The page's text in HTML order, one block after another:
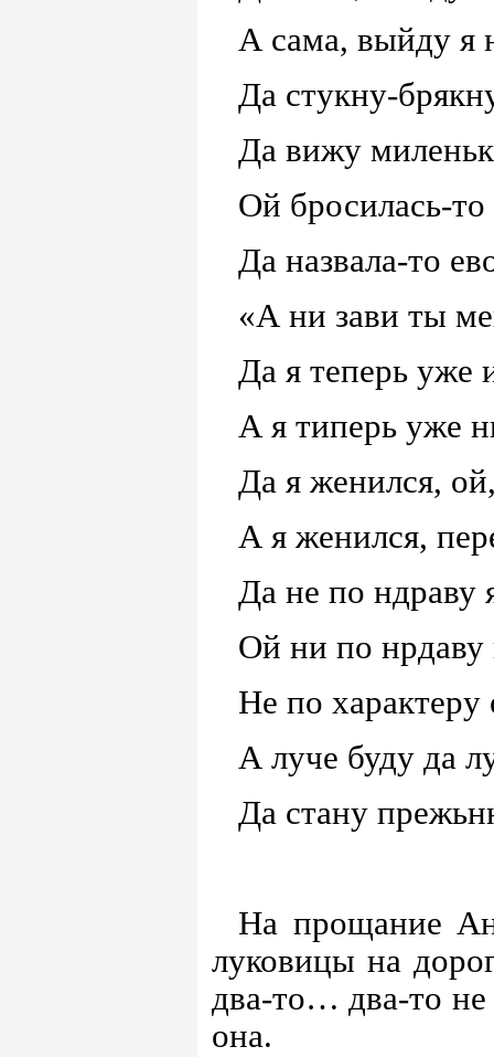
А сама, выйду я
Да стукну-
Да вижу
Ой бросилась-
Да назвала-то
«А ни зави ты
Да я теперь уже
А я типерь уже
Да я женился,
А я женился,
Да не по ндраву
Ой ни по
Не по характеру
А луче буду да
Да стану
На прощание
луковицы на
два-то… два-то не
она.